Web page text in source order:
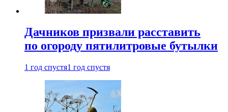
Дачников призвали расставить
по огороду пятилитровые бутылки
1 год спустя1 год спустя